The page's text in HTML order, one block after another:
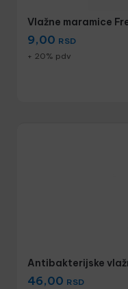
Vlažne maramice
9,00 RSD
+ 20% pdv
Antibakterijske
46,00 RSD